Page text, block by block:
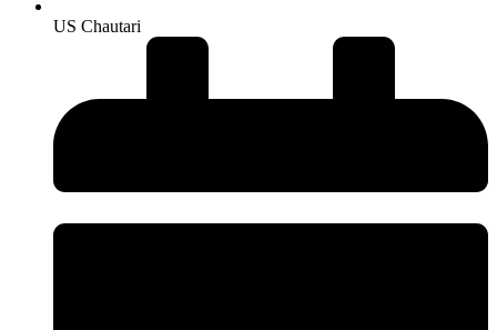
US Chautari